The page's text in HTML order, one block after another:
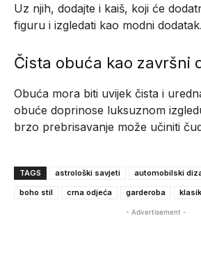
Uz njih, dodajte i kaiš, koji će
figuru i izgledati kao modni dodatak.
Čista obuća kao završni
Obuća mora biti uvijek čista i
obuće doprinose luksuznom
brzo prebrisavanje može učiniti
TAGS astrološki savjeti automobilski
boho stil
crna odjeća garderoba
- Advertisement -